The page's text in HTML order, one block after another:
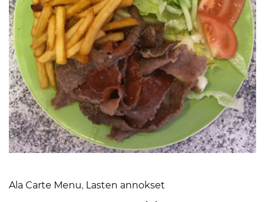
Ala Carte Menu, Lasten annokset